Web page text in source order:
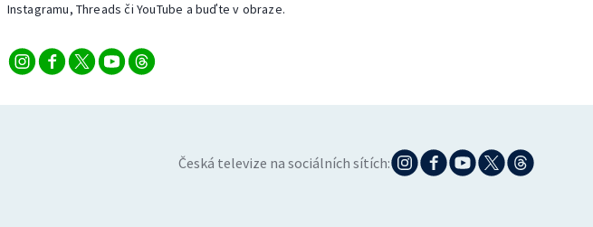
Instagramu, Threads či YouTube a buďte v obraze.
Česká televize na sociálních sítích: